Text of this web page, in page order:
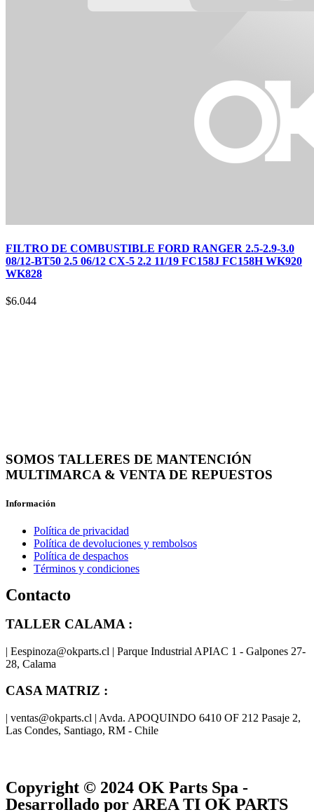
FILTRO DE COMBUSTIBLE FORD RANGER 2.5-2.9-3.0
08/12-BT50 2.5 06/12 CX-5 2.2 11/19 FC158J FC158H WK920
WK828
$6.044
SOMOS TALLERES DE MANTENCIÓN
MULTIMARCA & VENTA DE REPUESTOS
Información
Política de privacidad
Política de devoluciones y rembolsos
Política de despachos
Términos y condiciones
Contacto
TALLER CALAMA :
| Eespinoza@okparts.cl | Parque Industrial APIAC 1 - Galpones 27-
28, Calama
CASA MATRIZ :
| ventas@okparts.cl | Avda. APOQUINDO 6410 OF 212 Pasaje 2,
Las Condes, Santiago, RM - Chile
Copyright © 2024 OK Parts Spa -
Desarrollado por AREA TI OK PARTS